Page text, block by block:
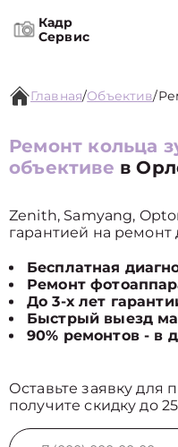
Кадр
Сервис
Главная/Объектив/
Ремонт кольца
объективе в
Zenith, Samyang,
гарантией на ремонт
Бесплатная
Ремонт
До 3-х лет
Быстрый выезд
90% ремонтов - в
Оставьте заявку для
получите скидку до